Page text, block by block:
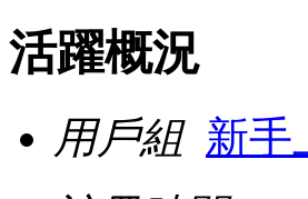
活躍概況
用戶組 新手